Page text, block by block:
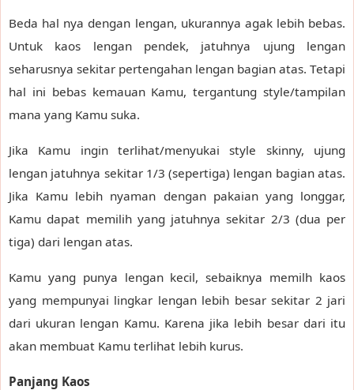
Beda hal nya dengan lengan, ukurannya agak lebih bebas.
Untuk kaos lengan pendek, jatuhnya ujung lengan
seharusnya sekitar pertengahan lengan bagian atas. Tetapi
hal ini bebas kemauan Kamu, tergantung style/tampilan
mana yang Kamu suka.
Jika Kamu ingin terlihat/menyukai style skinny, ujung
lengan jatuhnya sekitar 1/3 (sepertiga) lengan bagian atas.
Jika Kamu lebih nyaman dengan pakaian yang longgar,
Kamu dapat memilih yang jatuhnya sekitar 2/3 (dua per
tiga) dari lengan atas.
Kamu yang punya lengan kecil, sebaiknya memilh kaos
yang mempunyai lingkar lengan lebih besar sekitar 2 jari
dari ukuran lengan Kamu. Karena jika lebih besar dari itu
akan membuat Kamu terlihat lebih kurus.
Panjang Kaos